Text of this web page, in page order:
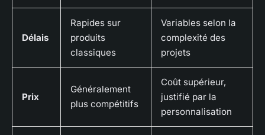
Délais
Rapides sur
produits
classiques
Variables selon la
complexité des
projets
Prix
Généralement
plus compétitifs
Coût supérieur,
justifié par la
personnalisation